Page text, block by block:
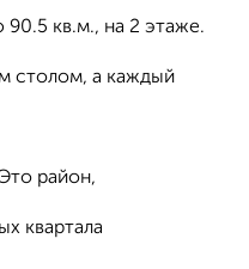
кв.м., на 2 этаже.
столом, а каждый
район,
квартала